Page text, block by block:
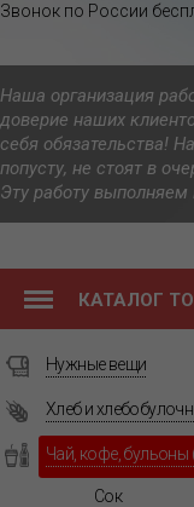
Звонок по России
Наша организация
доверие наших
себя обязательства!
попусту, не стоят в
Эту работу
КАТАЛОГ
Нужные вещи
Хлеб и
Чай, кофе, бульоны
Сок